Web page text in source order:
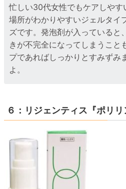
忙しい30代女性でもケアしや
場所がわかりやすいジェルタイ
ズです。発泡剤が入っていると
きが不完全になってしまうこと
プであればしっかりとすみずみ
よ。
６：リジェンティス『ポリリ